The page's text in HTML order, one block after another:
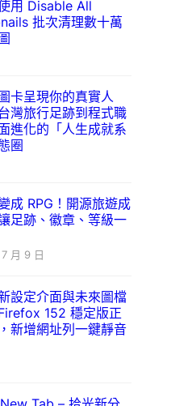
用 Disable All
批次清理數十萬
卡呈現你的真實人
灣旅行足跡到程式職
進化的「人生成就系
圈
成 RPG！開源旅遊成
足跡、徽章、等級一
月 9 日
設定介面與未來圖檔
152 穩定版正
新增網址列一鍵靜音